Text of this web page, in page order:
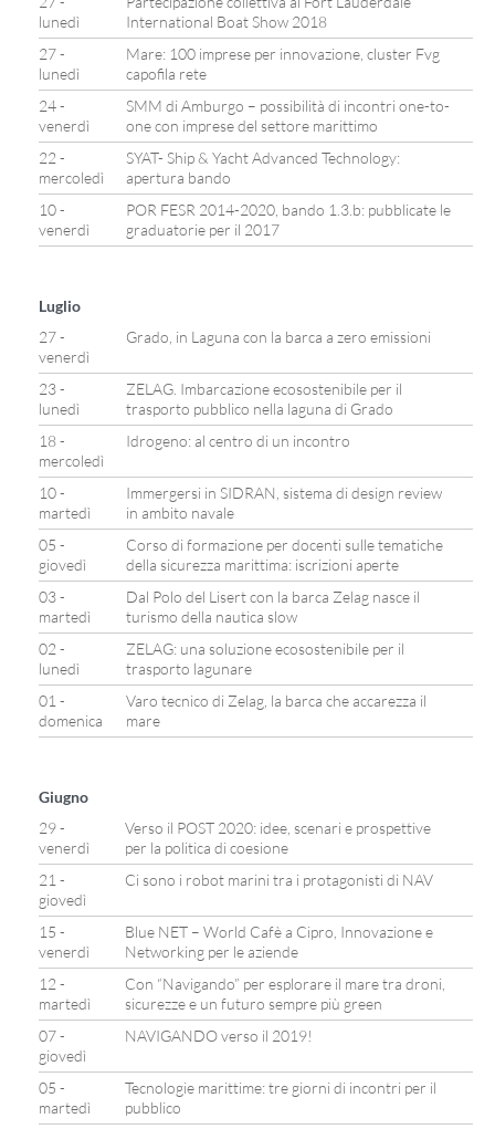
lunedì
International Boat Show 2018
27 -
lunedì
Mare: 100 imprese per innovazione, cluster Fvg
capofila rete
24 -
venerdì
SMM di Amburgo – possibilità di incontri one-to-
one con imprese del settore marittimo
22 -
mercoledì
SYAT- Ship & Yacht Advanced Technology:
apertura bando
10 -
venerdì
POR FESR 2014-2020, bando 1.3.b: pubblicate le
graduatorie per il 2017
Luglio
27 -
venerdì
Grado, in Laguna con la barca a zero emissioni
23 -
lunedì
ZELAG. Imbarcazione ecosostenibile per il
trasporto pubblico nella laguna di Grado
18 -
mercoledì
Idrogeno: al centro di un incontro
10 -
martedì
Immergersi in SIDRAN, sistema di design review
in ambito navale
05 -
giovedì
Corso di formazione per docenti sulle tematiche
della sicurezza marittima: iscrizioni aperte
03 -
martedì
Dal Polo del Lisert con la barca Zelag nasce il
turismo della nautica slow
02 -
lunedì
ZELAG: una soluzione ecosostenibile per il
trasporto lagunare
01 -
domenica
Varo tecnico di Zelag, la barca che accarezza il
mare
Giugno
29 -
venerdì
Verso il POST 2020: idee, scenari e prospettive
per la politica di coesione
21 -
giovedì
Ci sono i robot marini tra i protagonisti di NAV
15 -
venerdì
Blue NET – World Cafè a Cipro, Innovazione e
Networking per le aziende
12 -
martedì
Con “Navigando” per esplorare il mare tra droni,
sicurezze e un futuro sempre più green
07 -
giovedì
NAVIGANDO verso il 2019!
05 -
martedì
Tecnologie marittime: tre giorni di incontri per il
pubblico